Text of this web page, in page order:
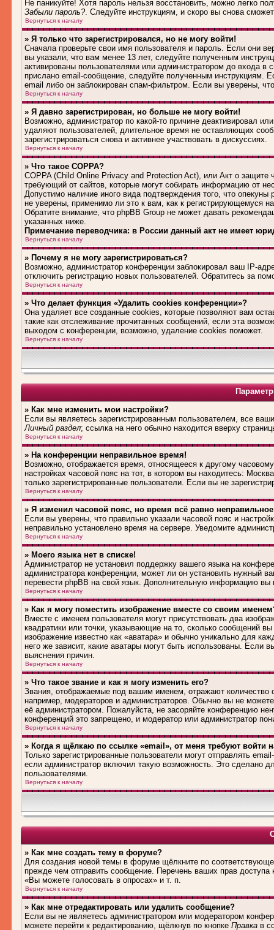
Не паникуйте! Хотя пароль нельзя восстановить, можно легко
Забыли пароль?. Следуйте инструкциям, и скоро вы снова
Вернуться к началу
» Я только что зарегистрировался, но не могу войти!
Сначала проверьте свои имя пользователя и пароль. Если они
вы указали, что вам менее 13 лет, следуйте полученным
активированы пользователями или администратором до входа
прислано email-сообщение, следуйте полученным инструкциям.
email либо он заблокирован спам-фильтром. Если вы уверены,
Вернуться к началу
» Я давно зарегистрирован, но больше не могу войти!
Возможно, администратор по какой-то причине деактивировал
удаляют пользователей, длительное время не оставляющих
зарегистрироваться снова и активнее участвовать в дискуссиях.
Вернуться к началу
» Что такое COPPA?
COPPA (Child Online Privacy and Protection Act), или Акт о защите
требующий от сайтов, которые могут собирать информацию от
Допустимо наличие иного вида подтверждения того, что
не уверены, применимо ли это к вам, как к регистрирующемуся
Обратите внимание, что phpBB Group не может давать
указанных ниже.
Примечание переводчика: в России данный акт не имеет
Вернуться к началу
» Почему я не могу зарегистрироваться?
Возможно, администратор конференции заблокировал ваш IP-
отключить регистрацию новых пользователей. Обратитесь за
Вернуться к началу
» Что делает функция «Удалить cookies конференции»?
Она удаляет все созданные cookies, которые позволяют вам
такие как отслеживание прочитанных сообщений, если эта
выходом с конференции, возможно, удаление cookies поможет.
Вернуться к началу
» Как мне изменить мои настройки?
Если вы являетесь зарегистрированным пользователем, все
Личный раздел; ссылка на него обычно находится вверху
Вернуться к началу
» На конференции неправильное время!
Возможно, отображается время, относящееся к другому
настройках часовой пояс на тот, в котором вы находитесь:
только зарегистрированные пользователи. Если вы не
Вернуться к началу
» Я изменил часовой пояс, но время всё равно
Если вы уверены, что правильно указали часовой пояс и
неправильно установлено время на сервере. Уведомите
Вернуться к началу
» Моего языка нет в списке!
Администратор не установил поддержку вашего языка на
администратора конференции, может ли он установить нужный
перевести phpBB на свой язык. Дополнительную информацию вы
Вернуться к началу
» Как я могу поместить изображение вместе со своим
Вместе с именем пользователя могут присутствовать два
квадратики или точки, указывающие на то, сколько сообщений
изображение известно как «аватара» и обычно уникально для
него же зависит, какие аватары могут быть использованы. Если
выяснения причин.
Вернуться к началу
» Что такое звание и как я могу изменить его?
Звания, отображаемые под вашим именем, отражают
например, модераторов и администраторов. Обычно вы не
её администратором. Пожалуйста, не засоряйте конференцию
конференций это запрещено, и модератор или администратор
Вернуться к началу
» Когда я щёлкаю по ссылке «email», от меня требуют войти
Только зарегистрированные пользователи могут отправлять
если администратор включил такую возможность. Это сделано
пользователями.
Вернуться к началу
» Как мне создать тему в форуме?
Для создания новой темы в форуме щёлкните по
прежде чем отправить сообщение. Перечень ваших прав
«Вы можете голосовать в опросах» и т. п.
Вернуться к началу
» Как мне отредактировать или удалить сообщение?
Если вы не являетесь администратором или модератором
можете перейти к редактированию, щёлкнув по кнопке Правка в